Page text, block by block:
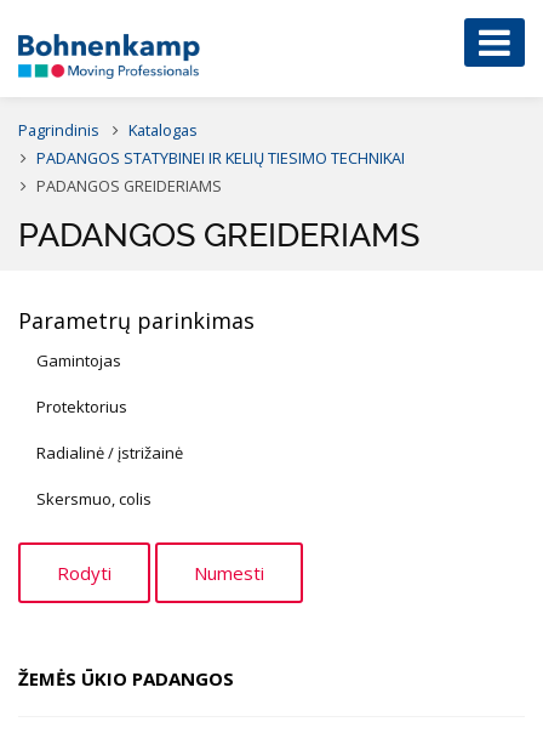
Pagrindinis
Katalogas
PADANGOS STATYBINEI IR KELIŲ TIESIMO TECHNIKAI
PADANGOS GREIDERIAMS
PADANGOS GREIDERIAMS
Parametrų parinkimas
Gamintojas
Protektorius
Radialinė / įstrižainė
Skersmuo, colis
ŽEMĖS ŪKIO PADANGOS